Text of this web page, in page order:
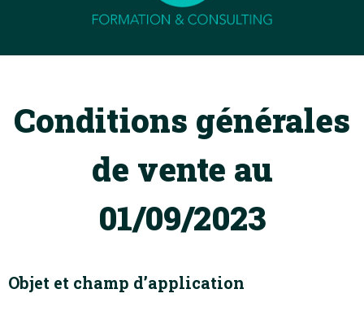
Conditions générales
de vente au
01/09/2023
Objet et champ d’application